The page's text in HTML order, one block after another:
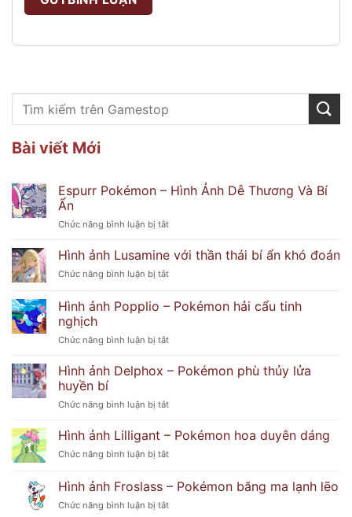
Bài viết Mới
Espurr Pokémon – Hình Ảnh Dễ Thương Và Bí
Ẩn
Chức năng bình luận bị tắtở
Pokémon
–
Hình
Dễ
Bí
Hình ảnh Lusamine với thần thái bí ẩn khó đoán
Chức năng bình luận bị tắtở
ảnh
Lusamine
thần
đoán
Hình ảnh Popplio – Pokémon hải cẩu tinh
nghịch
Chức năng bình luận bị tắtở
ảnh
Popplio
Pokémon
cẩu
nghịch
Hình ảnh Delphox – Pokémon phù thủy lửa
huyền bí
Chức năng bình luận bị tắtở
ảnh
Delphox
–
phù
lửa
Hình ảnh Lilligant – Pokémon hoa duyên dáng
Chức năng bình luận bị tắtở
ảnh
Lilligant
–
Hình ảnh Froslass – Pokémon băng ma lạnh lẽo
Chức năng bình luận bị tắtở